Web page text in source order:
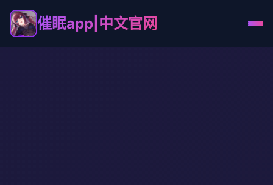
催眠app|中文官网